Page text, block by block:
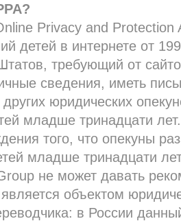
Privacy and Protection
детей в интернете от
требующий от
сведения, иметь
юридических
младше тринадцати
того, что опекуны
младше тринадцати
не может давать
объектом
в России